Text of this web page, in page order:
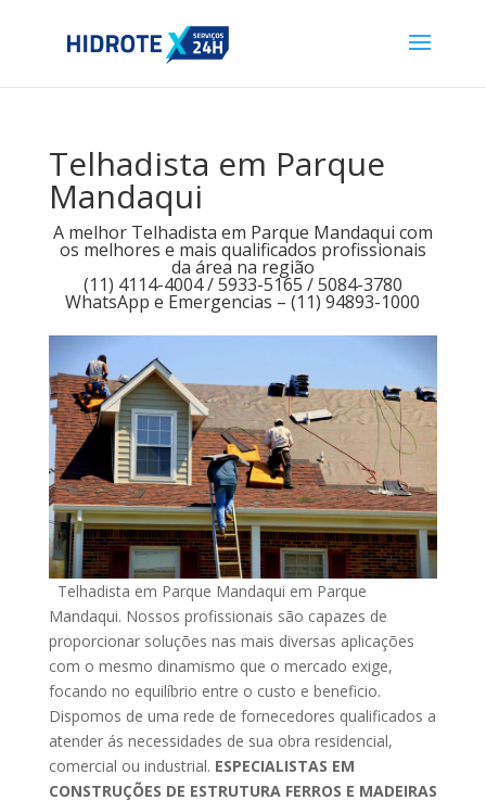
Telhadista em Parque
Mandaqui
A melhor Telhadista em Parque Mandaqui com
os melhores e mais qualificados profissionais
da área na região
(11) 4114-4004 / 5933-5165 / 5084-3780
WhatsApp e Emergencias – (11) 94893-1000
Telhadista em Parque Mandaqui em Parque
Mandaqui. Nossos profissionais são capazes de
proporcionar soluções nas mais diversas aplicações
com o mesmo dinamismo que o mercado exige,
focando no equilíbrio entre o custo e beneficio.
Dispomos de uma rede de fornecedores qualificados a
atender ás necessidades de sua obra residencial,
comercial ou industrial. ESPECIALISTAS EM
CONSTRUÇÕES DE ESTRUTURA FERROS E MADEIRAS